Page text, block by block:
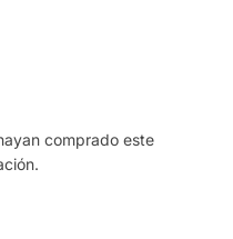
comprado este